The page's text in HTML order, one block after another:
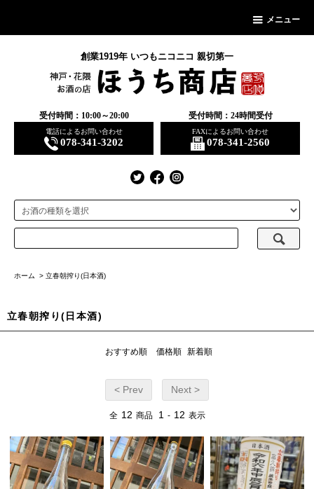
メニュー
創業1919年 いつもニコニコ 親切第一
受付時間：10:00～20:00
電話によるお問い合わせ
078-341-3202
受付時間：24時間受付
FAXによるお問い合わせ
078-341-2560
ホーム > 立春朝搾り(日本酒)
立春朝搾り(日本酒)
おすすめ順 価格順 新着順
< Prev Next >
全 12 商品 1 - 12 表示